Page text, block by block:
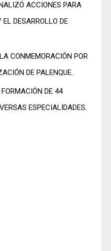
ACCIONES PARA
EL DESARROLLO DE
CONMEMORACIÓN POR
DE PALENQUE.
DE 44
ESPECIALIDADES.